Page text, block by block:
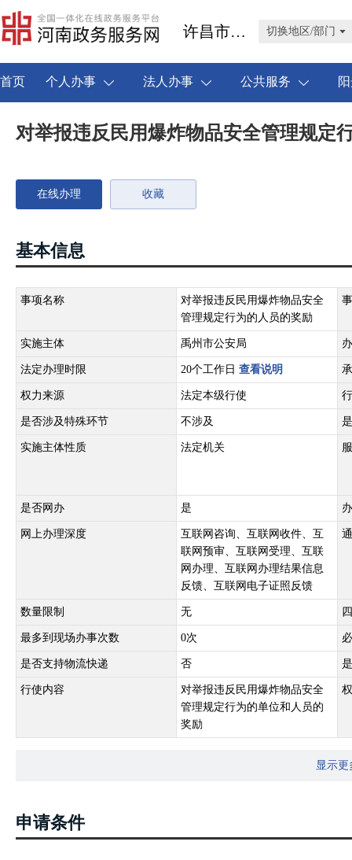
许昌市禹州市 切换地区/部门
首页 个人办事 法人办事 公共服务
对举报违反民用爆炸物品安全管理规定
在线办理 收藏
基本信息
事项名称
对举报违反民用爆炸物品安全
管理规定行为的人员的奖励
实施主体 禹州市公安局
法定办理时限 20个工作日 查看说明
权力来源 法定本级行使
是否涉及特殊环节 不涉及
实施主体性质 法定机关
是否网办 是
网上办理深度
互联网咨询、互联网收件、互
联网预审、互联网受理、互联
网办理、互联网办理结果信息
反馈、互联网电子证照反馈
数量限制 无
最多到现场办事次数 0次
是否支持物流快递 否
行使内容
对举报违反民用爆炸物品安全
管理规定行为的单位和人员的
奖励
显示更
申请条件